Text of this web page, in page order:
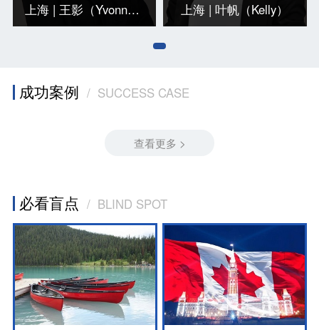
上海 | 王影（Yvonne） 上海 | 叶帆（Kelly）
成功案例 / SUCCESS CASE
查看更多 >
必看盲点 / BLIND SPOT